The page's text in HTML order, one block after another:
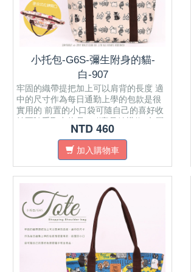
小托包-G6S-彌生附身的貓-
白-907
牢固的織帶提把加上可以肩背的長度 適
中的尺寸作為每日通勤上學的包款是很
實用的 前置的小口袋可隨自己的喜好收
納要隨手取出物品． //產品結構// 內層
有一個開放式內袋 ​一個拉鍊式暗袋 正面
有開放式口袋 肩帶為純棉織帶 面料材質
為防水布拉鍊密合開口 可置放A4紙
NTD 460
加入購物車